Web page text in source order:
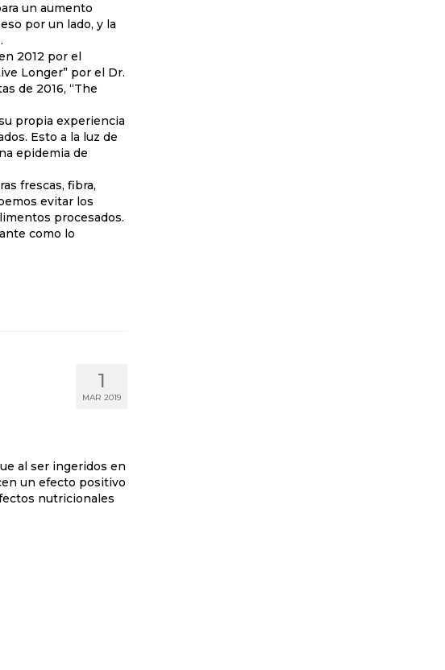
un aumento
por un lado, y la
2012 por el
Longer” por el Dr.
de 2016, “The
propia experiencia
Esto a la luz de
epidemia de
frescas, fibra,
evitar los
procesados.
como lo
1
MAR 2019
al ser ingeridos en
un efecto positivo
nutricionales